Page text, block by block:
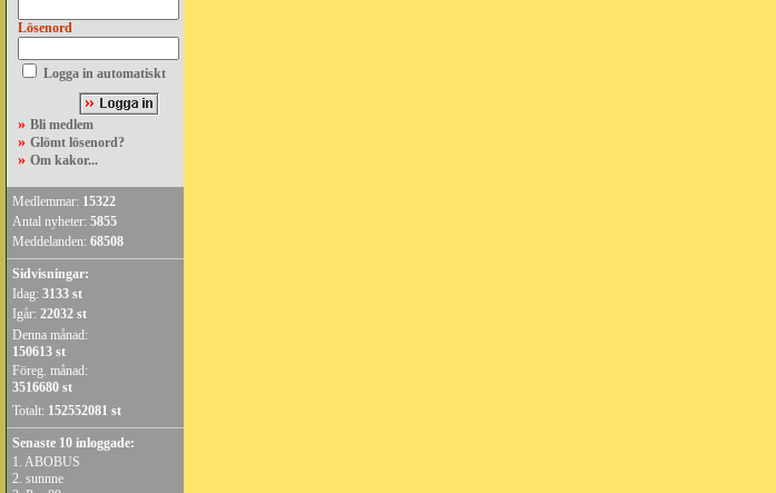
Lösenord
Logga in automatiskt
» Bli medlem
» Glömt lösenord?
» Om kakor...
Medlemmar: 15322
Antal nyheter: 5855
Meddelanden: 68508
Sidvisningar:
Idag: 3133 st
Igår: 22032 st
Denna månad:
150613 st
Föreg. månad:
3516680 st
Totalt: 152552081 st
Senaste 10 inloggade:
1. ABOBUS
2. sunnne